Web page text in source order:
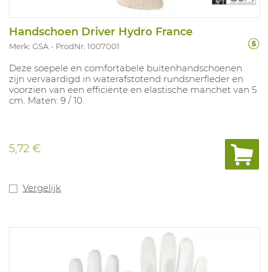
Handschoen Driver Hydro France
Merk: GSA ProdNr. 1007001
Deze soepele en comfortabele buitenhandschoenen
zijn vervaardigd in waterafstotend rundsnerfleder en
voorzien van een efficiënte en elastische manchet van 5
cm. Maten: 9 / 10.
5,72 €
Vergelijk